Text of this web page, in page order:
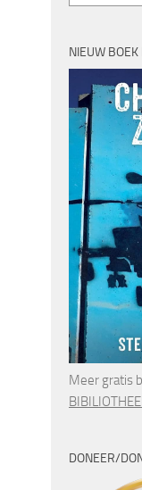
NIEUW BOEK
Meer gratis
DONEER/